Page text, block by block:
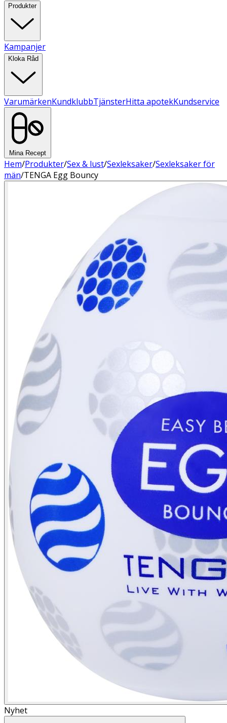
Produkter
Kampanjer
Kloka Råd
VarumärkenKundklubbTjänsterHitta apotekKundservice
Mina Recept
Hem/Produkter/Sex & lust/Sexleksaker/Sexleksaker för
män/TENGA Egg Bouncy
Nyhet